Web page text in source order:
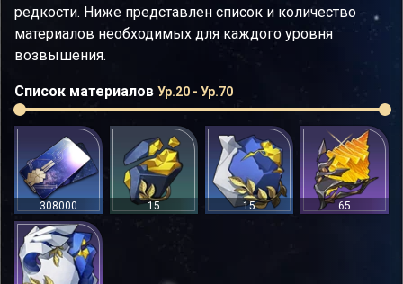
редкости. Ниже представлен список и количество
материалов необходимых для каждого уровня
возвышения.
Список материалов Ур.20 - Ур.70
308000 15 15 65